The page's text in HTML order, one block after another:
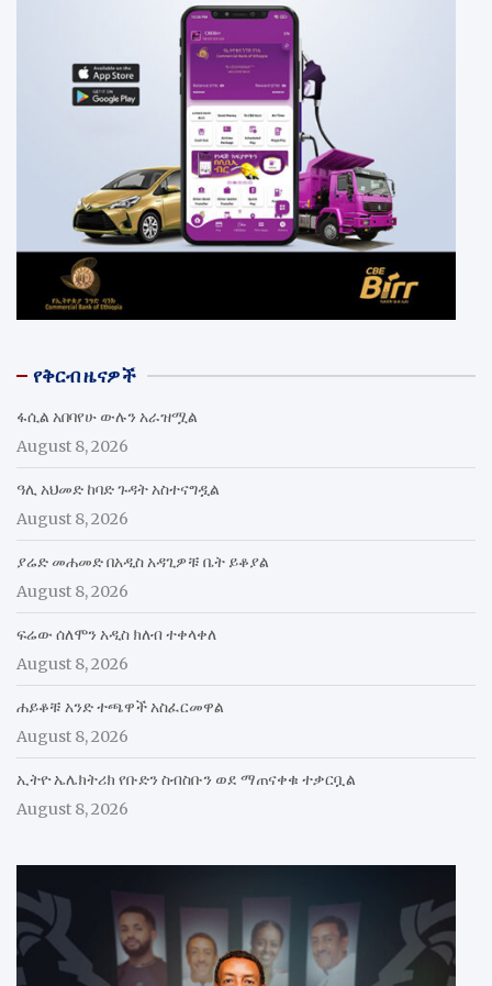
የቅርብ ዜናዎች
ፋሲል አበባየሁ ውሉን አራዝሟል
August 8, 2026
ዓሊ አህመድ ከባድ ጉዳት አስተናግዷል
August 8, 2026
ያሬድ መሐመድ በአዲስ አዳጊዎቹ ቤት ይቆያል
August 8, 2026
ፍሬው ሰለሞን አዲስ ክለብ ተቀላቀለ
August 8, 2026
ሐይቆቹ አንድ ተጫዋች አስፈርመዋል
August 8, 2026
ኢትዮ ኤሌክትሪክ የቡድን ስብስቡን ወደ ማጠናቀቁ ተቃርቧል
August 8, 2026